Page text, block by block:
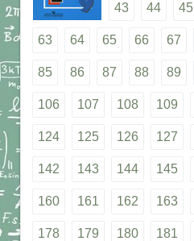
43 44 45
63 64 65 66 67
85 86 87 88 89
106 107 108 109
124 125 126 127
142 143 144 145
160 161 162 163
178 179 180 181